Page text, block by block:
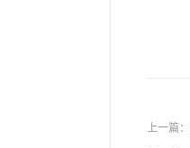
上一篇：